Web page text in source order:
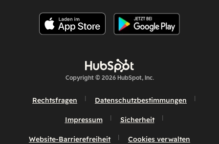
Copyright © 2026 HubSpot, Inc.
Rechtsfragen Datenschutzbestimmungen
Impressum Sicherheit
Website-Barrierefreiheit Cookies verwalten